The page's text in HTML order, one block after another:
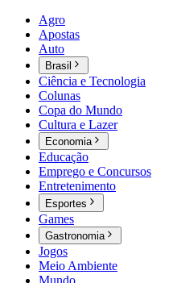
Agro
Apostas
Auto
Brasil
Ciência e Tecnologia
Colunas
Copa do Mundo
Cultura e Lazer
Economia
Educação
Emprego e Concursos
Entretenimento
Esportes
Games
Gastronomia
Jogos
Meio Ambiente
Mundo